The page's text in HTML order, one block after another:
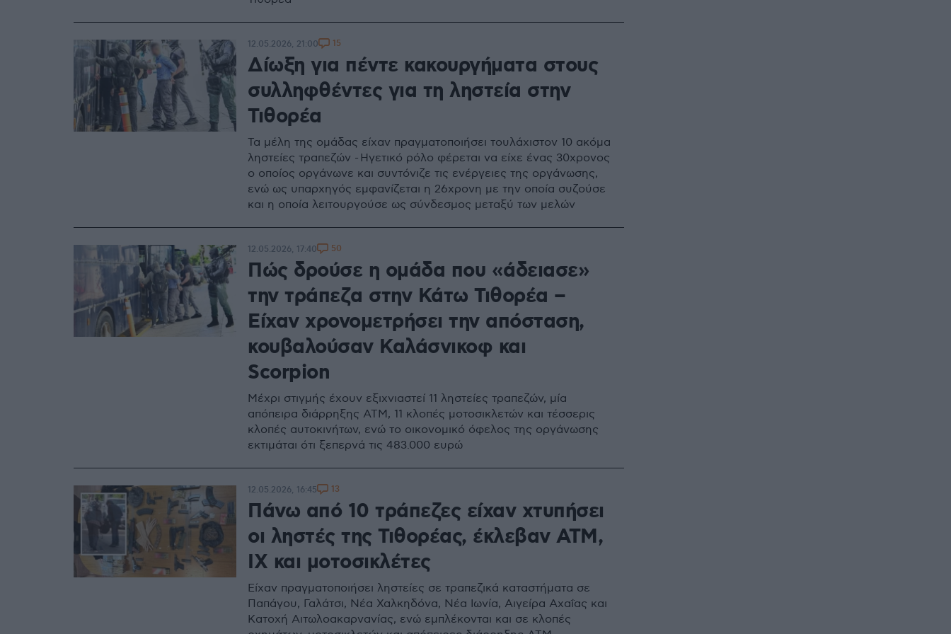
Δίωξη για πέντε κακουργήματα στους
συλληφθέντες για τη ληστεία στην
Τιθορέα
Τα μέλη της ομάδας είχαν πραγματοποιήσει τουλάχιστον 10 ακόμα
ληστείες τραπεζών - Ηγετικό ρόλο φέρεται να είχε ένας 30χρονος
ο οποίος οργάνωνε και συντόνιζε τις ενέργειες της οργάνωσης,
ενώ ως υπαρχηγός εμφανίζεται η 26χρονη με την οποία συζούσε
και η οποία λειτουργούσε ως σύνδεσμος μεταξύ των μελών
12.05.2026, 21:00 15
Πώς δρούσε η ομάδα που «άδειασε»
την τράπεζα στην Κάτω Τιθορέα –
Είχαν χρονομετρήσει την απόσταση,
κουβαλούσαν Καλάσνικοφ και
Scorpion
Μέχρι στιγμής έχουν εξιχνιαστεί 11 ληστείες τραπεζών, μία
απόπειρα διάρρηξης ΑΤΜ, 11 κλοπές μοτοσικλετών και τέσσερις
κλοπές αυτοκινήτων, ενώ το οικονομικό όφελος της οργάνωσης
εκτιμάται ότι ξεπερνά τις 483.000 ευρώ
12.05.2026, 17:40 50
Πάνω από 10 τράπεζες είχαν χτυπήσει
οι ληστές της Τιθορέας, έκλεβαν ΑΤΜ,
ΙΧ και μοτοσικλέτες
Είχαν πραγματοποιήσει ληστείες σε τραπεζικά καταστήματα σε
Παπάγου, Γαλάτσι, Νέα Χαλκηδόνα, Νέα Ιωνία, Αιγείρα Αχαΐας και
Κατοχή Αιτωλοακαρνανίας, ενώ εμπλέκονται και σε κλοπές
12.05.2026, 16:45 13